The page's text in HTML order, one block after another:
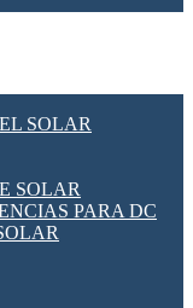
SOLAR
SOLAR
PARA DC